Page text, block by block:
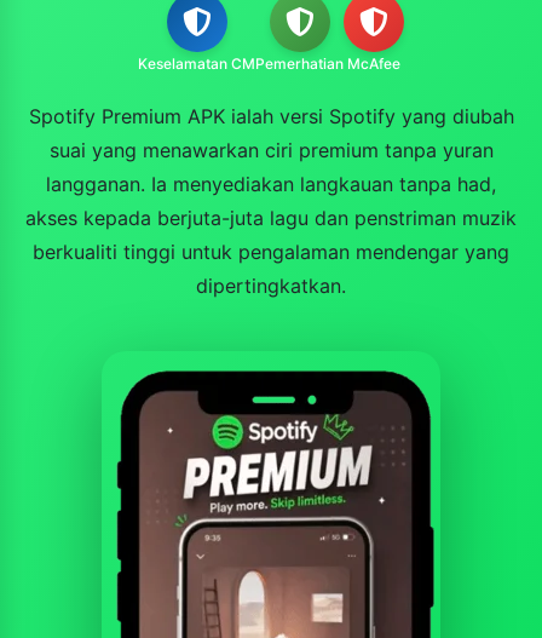
Keselamatan CMPemerhatian McAfee
Spotify Premium APK ialah versi Spotify yang diubah
suai yang menawarkan ciri premium tanpa yuran
langganan. Ia menyediakan langkauan tanpa had,
akses kepada berjuta-juta lagu dan penstriman muzik
berkualiti tinggi untuk pengalaman mendengar yang
dipertingkatkan.